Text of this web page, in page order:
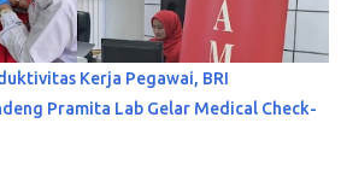
Kerja Pegawai, BRI
Pramita Lab Gelar Medical Check-